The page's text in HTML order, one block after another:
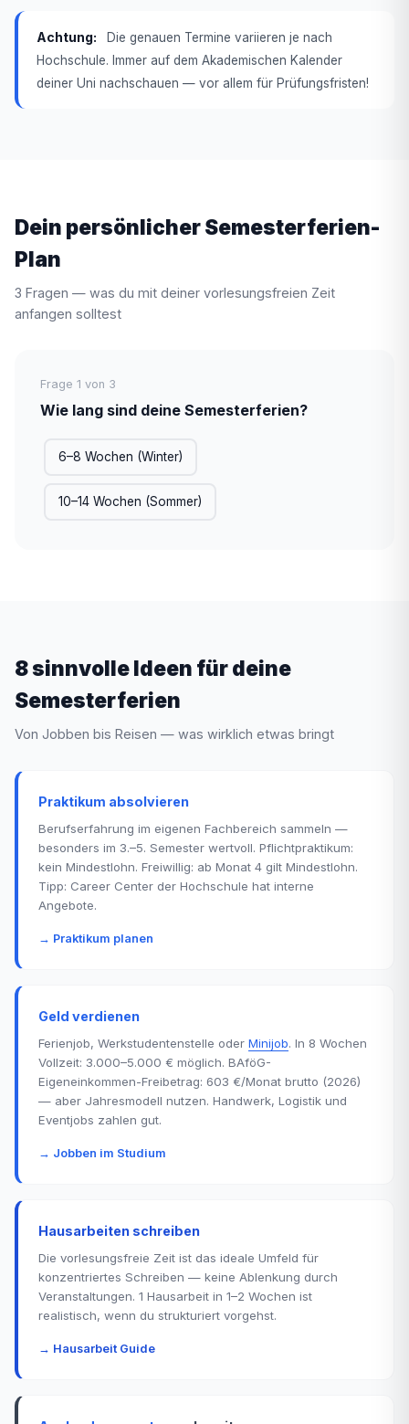
Achtung:
Die genauen Termine variieren je nach
Hochschule. Immer auf dem Akademischen Kalender
deiner Uni nachschauen — vor allem für Prüfungsfristen!
Dein persönlicher Semesterferien-
Plan
3 Fragen — was du mit deiner vorlesungsfreien Zeit
anfangen solltest
Frage 1 von 3
Wie lang sind deine Semesterferien?
6–8 Wochen (Winter)
10–14 Wochen (Sommer)
8 sinnvolle Ideen für deine
Semesterferien
Von Jobben bis Reisen — was wirklich etwas bringt
Praktikum absolvieren
Berufserfahrung im eigenen Fachbereich sammeln —
besonders im 3.–5. Semester wertvoll. Pflichtpraktikum:
kein Mindestlohn. Freiwillig: ab Monat 4 gilt Mindestlohn.
Tipp: Career Center der Hochschule hat interne
Angebote.
→ Praktikum planen
Geld verdienen
Ferienjob, Werkstudentenstelle oder Minijob. In 8 Wochen
Vollzeit: 3.000–5.000 € möglich. BAföG-
Eigeneinkommen-Freibetrag: 603 €/Monat brutto (2026)
— aber Jahresmodell nutzen. Handwerk, Logistik und
Eventjobs zahlen gut.
→ Jobben im Studium
Hausarbeiten schreiben
Die vorlesungsfreie Zeit ist das ideale Umfeld für
konzentriertes Schreiben — keine Ablenkung durch
Veranstaltungen. 1 Hausarbeit in 1–2 Wochen ist
realistisch, wenn du strukturiert vorgehst.
→ Hausarbeit Guide